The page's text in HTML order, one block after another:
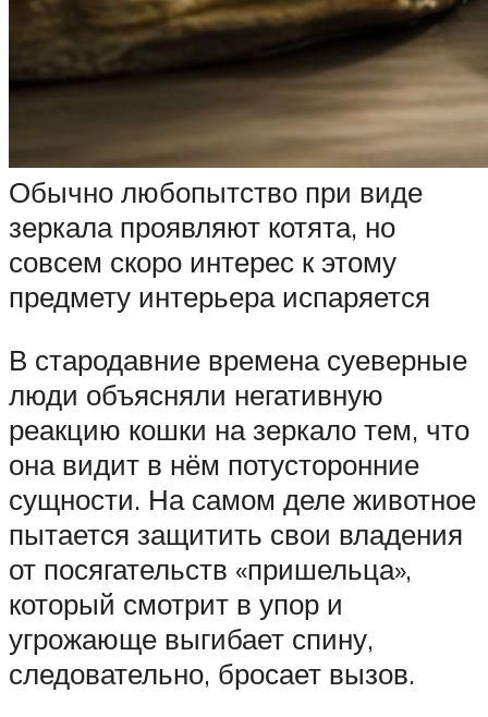
Обычно любопытство при виде
зеркала проявляют котята, но
совсем скоро интерес к этому
предмету интерьера испаряется
В стародавние времена суеверные
люди объясняли негативную
реакцию кошки на зеркало тем, что
она видит в нём потусторонние
сущности. На самом деле животное
пытается защитить свои владения
от посягательств «пришельца»,
который смотрит в упор и
угрожающе выгибает спину,
следовательно, бросает вызов.